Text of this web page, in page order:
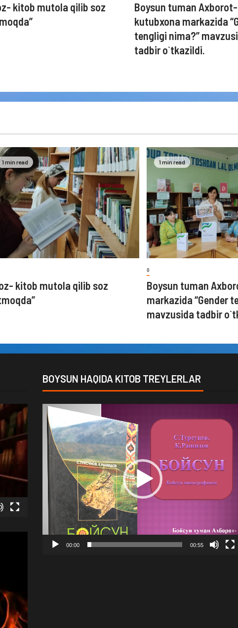
kitob mutola qilib soz
Boysun tuman Axborot-
kutubxona markazida
tengligi nima?”
tadbir o`tkazildi.
1 min read
kitob mutola qilib soz
1 min read
0
Boysun tuman
markazida “Gender
mavzusida tadbir
BOYSUN HAQIDA KITOB TREYLERLAR
Video
Player
00:00 00:55